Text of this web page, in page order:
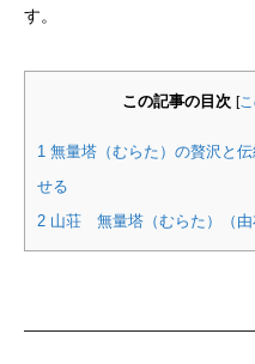
す。
この記事の目次 [
1 無量塔（むらた）の贅沢と
せる
2 山荘 無量塔（むらた）（由